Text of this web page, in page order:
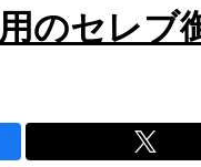
のセレブ